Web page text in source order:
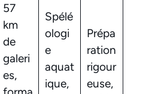
57
km
de
galeri
es,
Spélé
ologi
e
aquat
ique,
Prépa
ration
rigour
euse,